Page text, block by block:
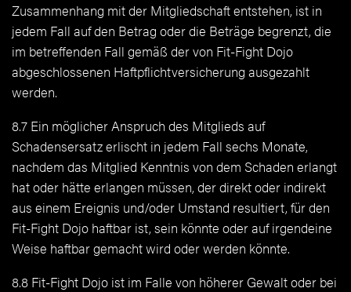
Zusammenhang mit der Mitgliedschaft entstehen, ist in
jedem Fall auf den Betrag oder die Beträge begrenzt, die
im betreffenden Fall gemäß der von Fit-Fight Dojo
abgeschlossenen Haftpflichtversicherung ausgezahlt
werden.
8.7 Ein möglicher Anspruch des Mitglieds auf
Schadensersatz erlischt in jedem Fall sechs Monate,
nachdem das Mitglied Kenntnis von dem Schaden erlangt
hat oder hätte erlangen müssen, der direkt oder indirekt
aus einem Ereignis und/oder Umstand resultiert, für den
Fit-Fight Dojo haftbar ist, sein könnte oder auf irgendeine
Weise haftbar gemacht wird oder werden könnte.
8.8 Fit-Fight Dojo ist im Falle von höherer Gewalt oder bei